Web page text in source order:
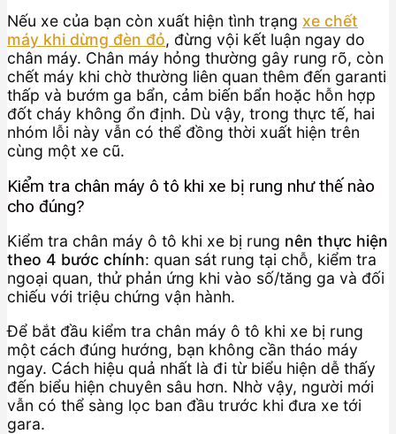
Nếu xe của bạn còn xuất hiện tình trạng xe chết
máy khi dừng đèn đỏ, đừng vội kết luận ngay do
chân máy. Chân máy hỏng thường gây rung rõ, còn
chết máy khi chờ thường liên quan thêm đến garanti
thấp và bướm ga bẩn, cảm biến bẩn hoặc hỗn hợp
đốt cháy không ổn định. Dù vậy, trong thực tế, hai
nhóm lỗi này vẫn có thể đồng thời xuất hiện trên
cùng một xe cũ.
Kiểm tra chân máy ô tô khi xe bị rung như thế nào
cho đúng?
Kiểm tra chân máy ô tô khi xe bị rung nên thực hiện
theo 4 bước chính: quan sát rung tại chỗ, kiểm tra
ngoại quan, thử phản ứng khi vào số/tăng ga và đối
chiếu với triệu chứng vận hành.
Để bắt đầu kiểm tra chân máy ô tô khi xe bị rung
một cách đúng hướng, bạn không cần tháo máy
ngay. Cách hiệu quả nhất là đi từ biểu hiện dễ thấy
đến biểu hiện chuyên sâu hơn. Nhờ vậy, người mới
vẫn có thể sàng lọc ban đầu trước khi đưa xe tới
gara.